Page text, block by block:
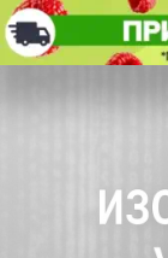
Общество
по